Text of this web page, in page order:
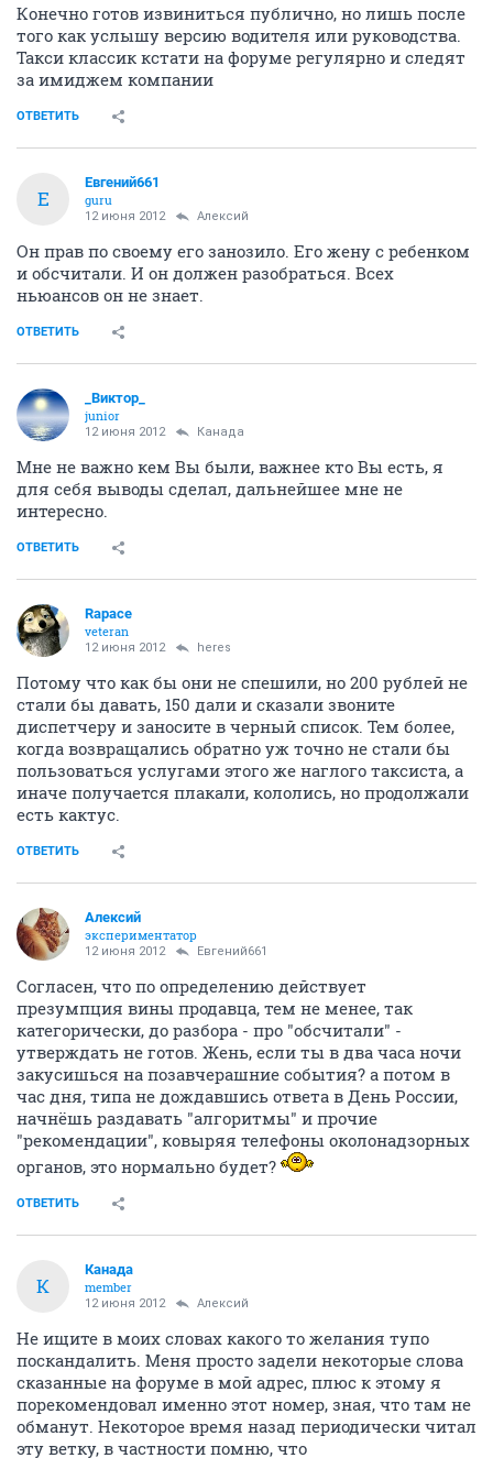
Конечно готов извиниться публично, но лишь после
того как услышу версию водителя или руководства.
Такси классик кстати на форуме регулярно и следят
за имиджем компании
ОТВЕТИТЬ
Е
Евгений661
guru
12 июня 2012 Алексий
Он прав по своему его занозило. Его жену с ребенком
и обсчитали. И он должен разобраться. Всех
ньюансов он не знает.
ОТВЕТИТЬ
_Виктор_
juniоr
12 июня 2012 Канада
Мне не важно кем Вы были, важнее кто Вы есть, я
для себя выводы сделал, дальнейшее мне не
интересно.
ОТВЕТИТЬ
Rapace
veteran
12 июня 2012 heres
Потому что как бы они не спешили, но 200 рублей не
стали бы давать, 150 дали и сказали звоните
диспетчеру и заносите в черный список. Тем более,
когда возвращались обратно уж точно не стали бы
пользоваться услугами этого же наглого таксиста, а
иначе получается плакали, кололись, но продолжали
есть кактус.
ОТВЕТИТЬ
Алексий
экспериментатор
12 июня 2012 Евгений661
Согласен, что по определению действует
презумпция вины продавца, тем не менее, так
категорически, до разбора - про "обсчитали" -
утверждать не готов. Жень, если ты в два часа ночи
закусишься на позавчерашние события? а потом в
час дня, типа не дождавшись ответа в День России,
начнёшь раздавать "алгоритмы" и прочие
"рекомендации", ковыряя телефоны околонадзорных
органов, это нормально будет?
ОТВЕТИТЬ
К
Канада
member
12 июня 2012 Алексий
Не ищите в моих словах какого то желания тупо
поскандалить. Меня просто задели некоторые слова
сказанные на форуме в мой адрес, плюс к этому я
порекомендовал именно этот номер, зная, что там не
обманут. Некоторое время назад периодически читал
эту ветку, в частности помню, что